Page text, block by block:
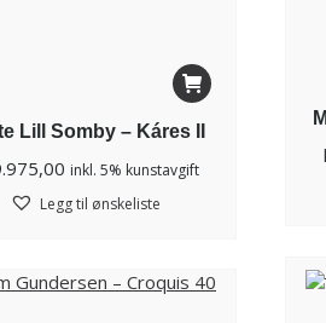
Lill Somby – Káres II
inkl. 5% kunstavgift
Legg til ønskeliste